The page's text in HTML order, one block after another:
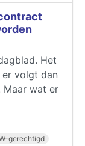
Het
er volgt dan
Maar wat er
gerechtigd